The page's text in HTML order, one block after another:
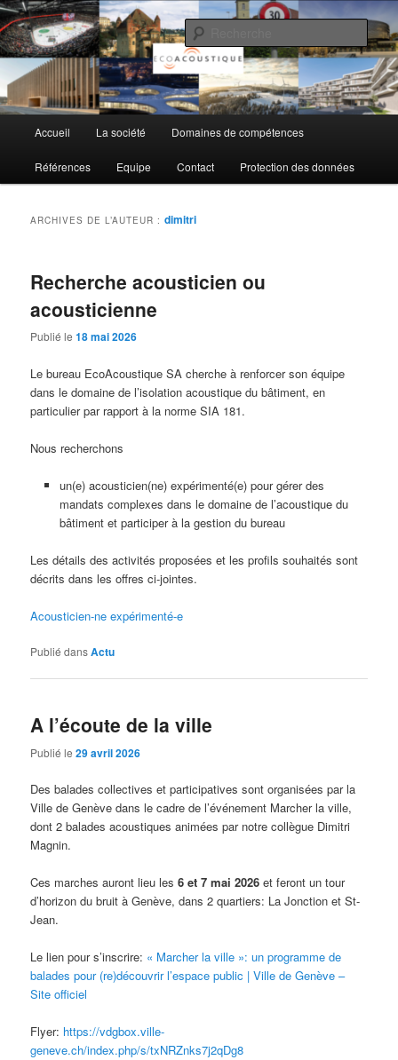
Aller
au
contenu
principal
Aller
au
contenu
secondaireEcoAcoustique SA
principal
Accueil La société Domaines de compétences
Références Equipe Contact Protection des données
ARCHIVES DE L’AUTEUR :dimitri
Recherche acousticien ou
acousticienne
Publié le18 mai 2026
Le bureau EcoAcoustique SA cherche à renforcer son équipe
dans le domaine de l’isolation acoustique du bâtiment, en
particulier par rapport à la norme SIA 181.
Nous recherchons
un(e) acousticien(ne) expérimenté(e) pour gérer des
mandats complexes dans le domaine de l’acoustique du
bâtiment et participer à la gestion du bureau
Les détails des activités proposées et les profils souhaités sont
décrits dans les offres ci-jointes.
Acousticien-ne expérimenté-e
Publié dansActu
A l’écoute de la ville
Publié le29 avril 2026
Des balades collectives et participatives sont organisées par la
Ville de Genève dans le cadre de l’événement Marcher la ville,
dont 2 balades acoustiques animées par notre collègue Dimitri
Magnin.
Ces marches auront lieu les6 et 7 mai 2026 et feront un tour
d’horizon du bruit à Genève, dans 2 quartiers: La Jonction et St-
Jean.
Le lien pour s’inscrire: « Marcher la ville »: un programme de
balades pour (re)découvrir l’espace public | Ville de Genève –
Site officiel
Flyer: https://vdgbox.ville-
geneve.ch/index.php/s/txNRZnks7j2qDg8